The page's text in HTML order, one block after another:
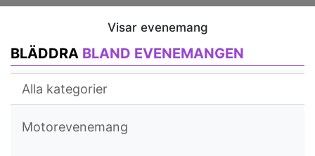
Visar evenemang
BLÄDDRA BLAND EVENEMANGEN
Alla kategorier
Motorevenemang